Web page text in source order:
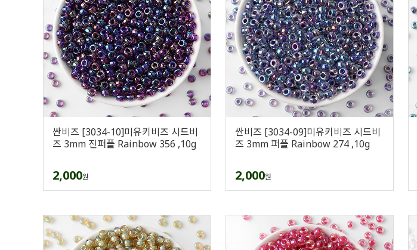
싼비즈 [3034-10]미유키비즈 시드비
즈 3mm 진퍼플 Rainbow 356 ,10g
2,000원
싼비즈 [3034-09]미유키비즈 시드비
즈 3mm 퍼플 Rainbow 274 ,10g
2,000원